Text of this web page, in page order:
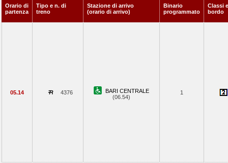
Orario di
partenza
Tipo e n. di
treno
Stazione di arrivo
(orario di arrivo)
Binario
programmato
Classi
bordo
05.14 4376
BARI CENTRALE
(06.54)
1